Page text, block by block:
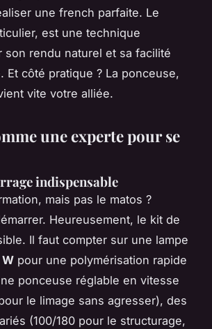
une french parfaite. Le
est une technique
son rendu naturel et sa facilité
Et côté pratique ? La ponceuse,
vite votre alliée.
une experte pour se
indispensable
mais pas le matos ?
Heureusement, le kit de
Il faut compter sur une lampe
pour une polymérisation rapide
ponceuse réglable en vitesse
le limage sans agresser), des
(100/180 pour le structurage,